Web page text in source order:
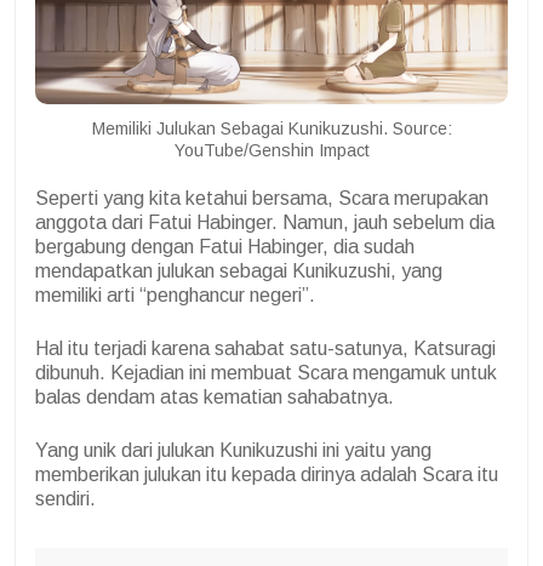
Memiliki Julukan Sebagai Kunikuzushi. Source:
YouTube/Genshin Impact
Seperti yang kita ketahui bersama, Scara merupakan
anggota dari Fatui Habinger. Namun, jauh sebelum dia
bergabung dengan Fatui Habinger, dia sudah
mendapatkan julukan sebagai Kunikuzushi, yang
memiliki arti “penghancur negeri”.
Hal itu terjadi karena sahabat satu-satunya, Katsuragi
dibunuh. Kejadian ini membuat Scara mengamuk untuk
balas dendam atas kematian sahabatnya.
Yang unik dari julukan Kunikuzushi ini yaitu yang
memberikan julukan itu kepada dirinya adalah Scara itu
sendiri.